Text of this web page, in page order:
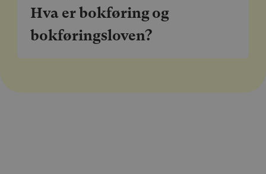
Hva er bokføring og
bokføringsloven?